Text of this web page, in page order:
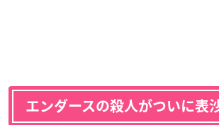
エンダースの殺人がついに表